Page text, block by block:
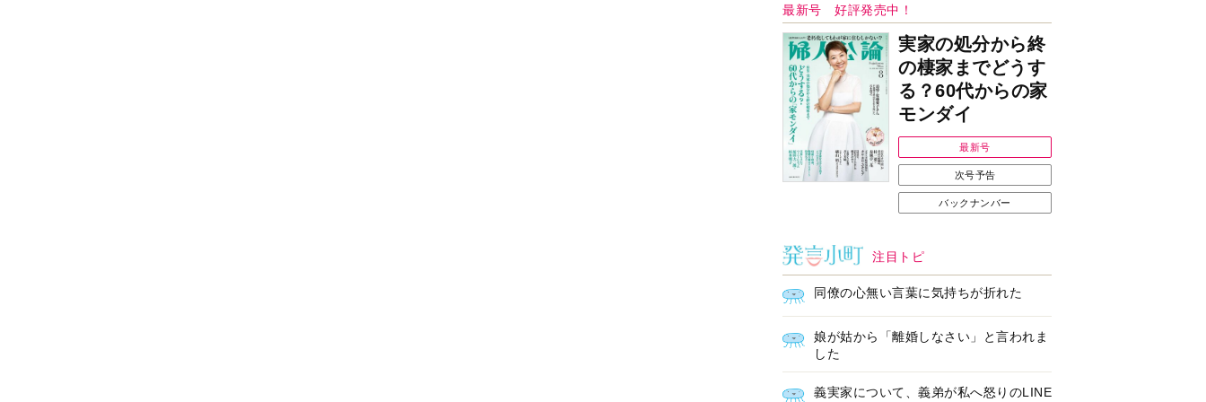
インフォメーション
ＡＩで始める遺言を書
く前の準備セミナー開
催
耳にすっぽり！オーテ
ィコン補聴器、新しい
スタイルで All in Ear
の「オーティコン ジー
ル」を発売
脳の健康習慣をサポー
トするオープンイヤー
ヤホン HERALBONY
モデル」発売
【編集部より】広告ペ
ージについてのお詫び